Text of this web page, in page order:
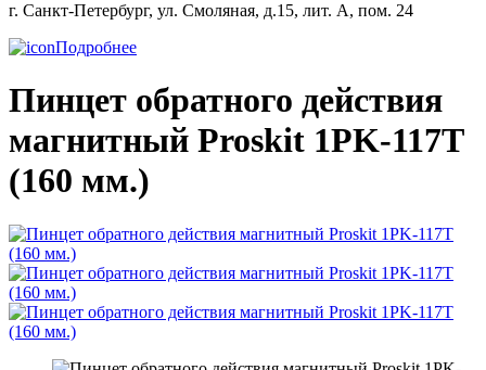
г. Санкт-Петербург, ул. Смоляная, д.15, лит. А, пом. 24
Подробнее
Пинцет обратного действия
магнитный Proskit 1PK-117T
(160 мм.)